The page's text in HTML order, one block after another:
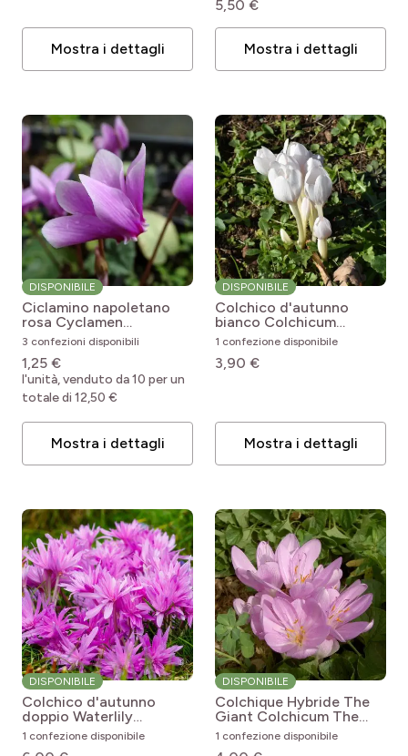
Mostra i dettagli
5,50 €
Mostra i dettagli
DISPONIBILE
Ciclamino napoletano
rosa Cyclamen
hederifolium
3 confezioni disponibili
1,25 €
l'unità, venduto da 10 per un
totale di 12,50 €
Mostra i dettagli
DISPONIBILE
Colchico d'autunno
bianco Colchicum
autumnale Album
1 confezione disponibile
3,90 €
Mostra i dettagli
DISPONIBILE
Colchico d'autunno
doppio Waterlily
Colchicum x automnale
Waterlily
1 confezione disponibile
DISPONIBILE
Colchique Hybride The
Giant Colchicum The
Giant
1 confezione disponibile